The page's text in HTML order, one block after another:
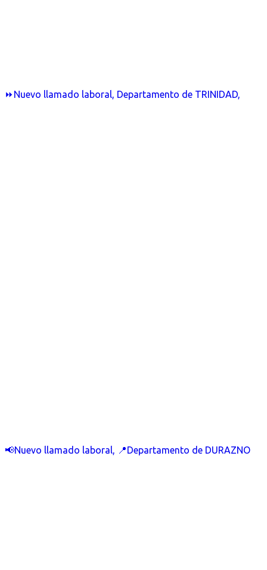
⏩Nuevo llamado laboral, Departamento de TRINIDAD,
📢Nuevo llamado laboral, 📍Departamento de DURAZNO